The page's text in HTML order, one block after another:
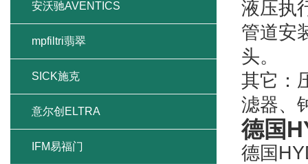
液压执
管道安
头。
其它：
滤器、
德国
德国
安沃驰AVENTICS
mpfiltri翡翠
SICK施克
意尔创ELTRA
IFM易福门